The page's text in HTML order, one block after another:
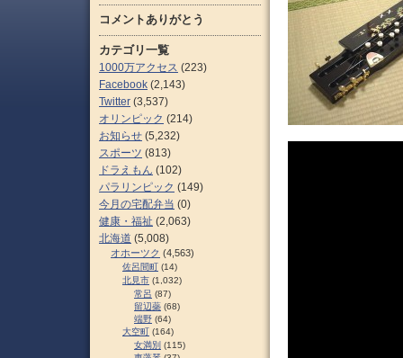
コメントありがとう
カテゴリ一覧
1000万アクセス (223)
Facebook (2,143)
Twitter (3,537)
オリンピック (214)
お知らせ (5,232)
スポーツ (813)
ドラえもん (102)
パラリンピック (149)
今月の宅配弁当 (0)
健康・福祉 (2,063)
北海道 (5,008)
オホーツク (4,563)
佐呂間町 (14)
北見市 (1,032)
常呂 (87)
留辺蘂 (68)
端野 (64)
大空町 (164)
女満別 (115)